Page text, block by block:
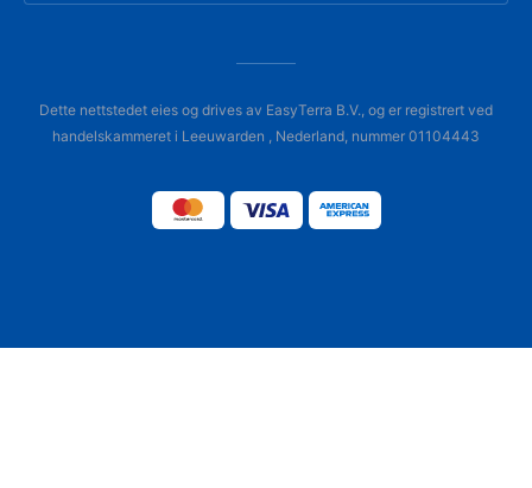
Dette nettstedet eies og drives av EasyTerra B.V., og er registrert ved
handelskammeret i Leeuwarden , Nederland, nummer 01104443